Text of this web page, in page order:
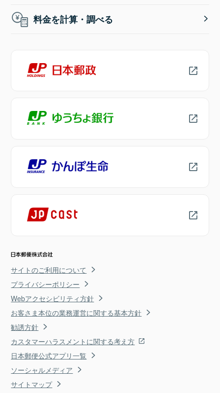
料金を計算・調べる
サイトのご利用について
プライバシーポリシー
Webアクセシビリティ方針
お客さま本位の業務運営に関する基本方針
勧誘方針
カスタマーハラスメントに関する考え方
日本郵便公式アプリ一覧
ソーシャルメディア
サイトマップ